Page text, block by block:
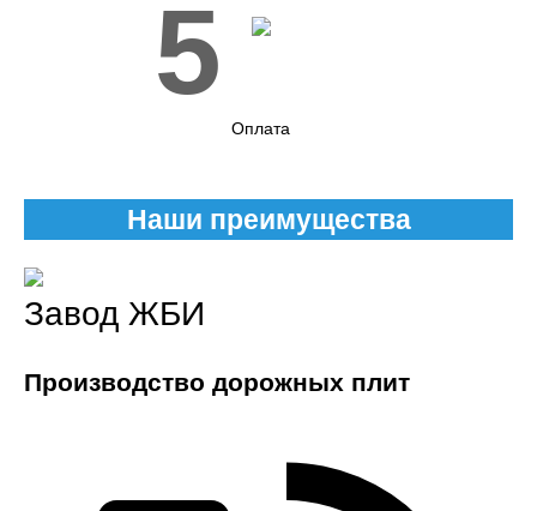
5
Оплата
Наши преимущества
Завод ЖБИ
Производство дорожных плит